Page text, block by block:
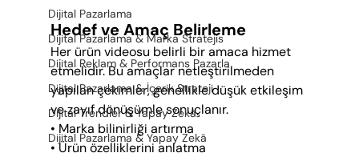
Dijital Pazarlama
Dijital Pazarlama & Marka Stratejis
Dijital Reklam & Performans Pazarla
Dijital Pazarlama & İçerik Strateji
Dijital Trendler & Yapay Zekâ
Dijital Pazarlama & Yapay Zekâ
Hedef ve Amaç Belirleme
Her ürün videosu belirli bir amaca hizmet
etmelidir. Bu amaçlar netleştirilmeden
yapılan çekimler, genellikle düşük etkileşim
ve zayıf dönüşümle sonuçlanır.
• Marka bilinirliği artırma
• Ürün özelliklerini anlatma